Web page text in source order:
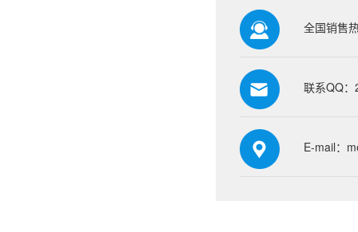
全国销售
联系QQ
E-mail：